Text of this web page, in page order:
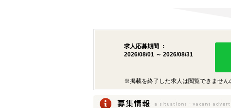
求人応募期間 ：
2026/08/01 ～ 2026/08/31
※掲載を終了した求人は閲覧できません